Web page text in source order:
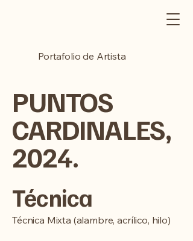
Portafolio de Artista
PUNTOS
CARDINALES,
2024.
Técnica
Técnica Mixta (alambre, acrílico, hilo)